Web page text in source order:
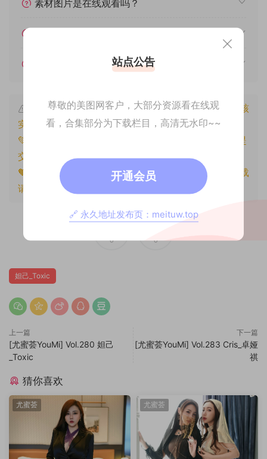
素材图片是在线观看吗？
遇见其他问题怎么办？
本文资源仅供个人参考学习，请勿批量搬运，一经核
实将封禁账号权限！
💚本文资源均来源网友分享，若侵犯了您的权益可以提
交工单处理。
🧡原文链接：
https://www.znjxg.com/381.html
，转载
请注明出处。
0 0
妲己_Toxic
上一篇
[尤蜜荟YouMi] Vol.280 妲己
_Toxic
下一篇
[尤蜜荟YouMi] Vol.283 Cris_卓娅
祺
猜你喜欢
尤蜜荟 尤蜜荟
站点公告
尊敬的美图网客户，大部分资源看在线观
看，合集部分为下载栏目，高清无水印~~
开通会员
🔗 永久地址发布页：meituw.top